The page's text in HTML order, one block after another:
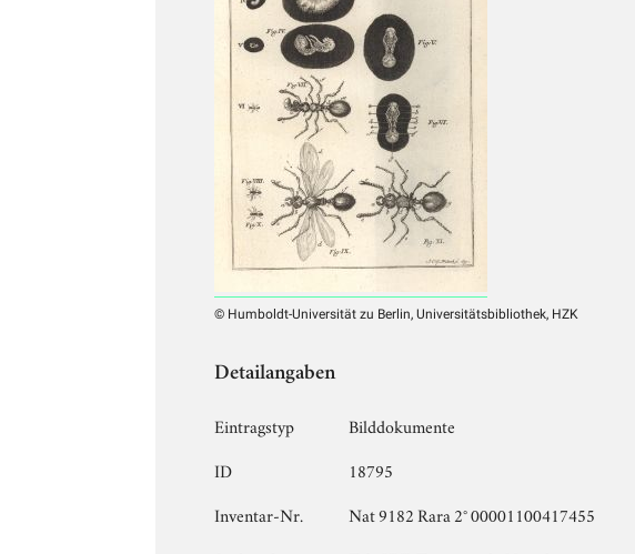
© Humboldt-Universität zu Berlin, Universitätsbibliothek, HZK
Detailangaben
Eintragstyp
Bilddokumente
ID
18795
Inventar-Nr.
Nat 9182 Rara 2° 00001100417455